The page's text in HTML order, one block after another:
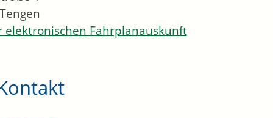
Tengen
Fahrplanauskunft